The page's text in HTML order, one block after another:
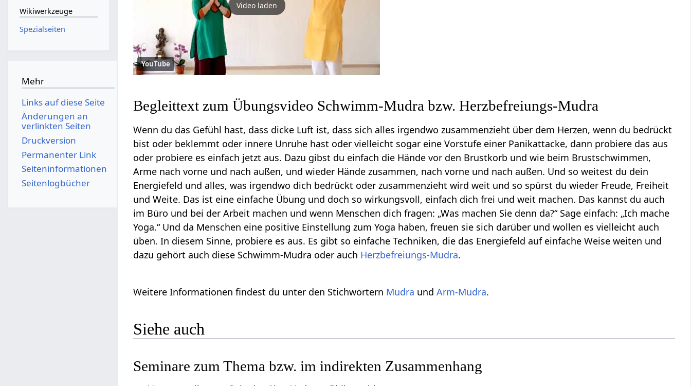
Video laden
YouTube
Begleittext zum Übungsvideo Schwimm-Mudra bzw. Herzbefreiungs-Mudra
Wenn du das Gefühl hast, dass dicke Luft ist, dass sich alles irgendwo zusammenzieht über dem Herzen, wenn du bedrückt
bist oder beklemmt oder innere Unruhe hast oder vielleicht sogar eine Vorstufe einer Panikattacke, dann probiere das aus
oder probiere es einfach jetzt aus. Dazu gibst du einfach die Hände vor den Brustkorb und wie beim Brustschwimmen,
Arme nach vorne und nach außen, und wieder Hände zusammen, nach vorne und nach außen. Und so weitest du dein
Energiefeld und alles, was irgendwo dich bedrückt oder zusammenzieht wird weit und so spürst du wieder Freude, Freiheit
und Weite. Das ist eine einfache Übung und doch so wirkungsvoll, einfach dich frei und weit machen. Das kannst du auch
im Büro und bei der Arbeit machen und wenn Menschen dich fragen: „Was machen Sie denn da?“ Sage einfach: „Ich mache
Yoga.“ Und da Menschen eine positive Einstellung zum Yoga haben, freuen sie sich darüber und wollen es vielleicht auch
üben. In diesem Sinne, probiere es aus. Es gibt so einfache Techniken, die das Energiefeld auf einfache Weise weiten und
dazu gehört auch diese Schwimm-Mudra oder auch Herzbefreiungs-Mudra.
Weitere Informationen findest du unter den Stichwörtern Mudra undArm-Mudra.
Siehe auch
Seminare zum Thema bzw. im indirekten Zusammenhang
Wikiwerkzeuge
Spezialseiten
Mehr
Links auf diese Seite
Änderungen an
verlinkten Seiten
Druckversion
Permanenter Link
Seiten­­informationen
Seitenlogbücher